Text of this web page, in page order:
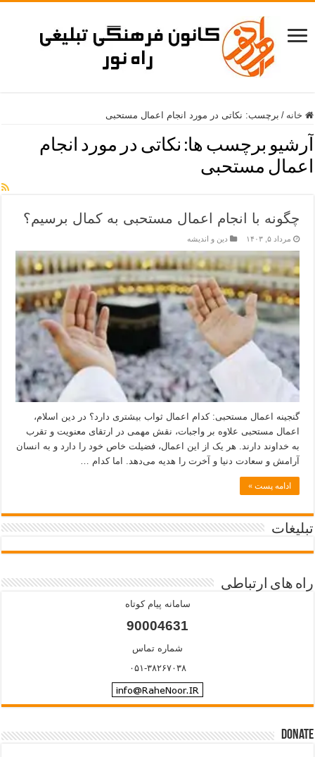
خانه / برچسب: نکاتی در مورد انجام اعمال مستحبی
آرشیو برچسب ها: نکاتی در مورد انجام
اعمال مستحبی
چگونه با انجام اعمال مستحبی به کمال برسیم؟
مرداد ۵, ۱۴۰۳ دین و اندیشه
گنجینه اعمال مستحبی: کدام اعمال ثواب بیشتری دارد؟ در دین اسلام،
اعمال مستحبی علاوه بر واجبات، نقش مهمی در ارتقای معنویت و تقرب
به خداوند دارند. هر یک از این اعمال، فضیلت خاص خود را دارد و به انسان
آرامش و سعادت دنیا و آخرت را هدیه می‌دهد. اما کدام …
ادامه پست »
تبلیغات
راه های ارتباطی
سامانه پیام کوتاه
90004631
شماره تماس
۰۵۱-۳۸۲۶۷۰۳۸
Donate